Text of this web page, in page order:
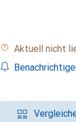
Aktuell nicht